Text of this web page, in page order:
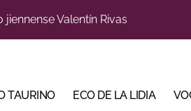
la Semana Grande Donostiarra
de Linares organiza una
TAURINO ECO DE LA LIDIA